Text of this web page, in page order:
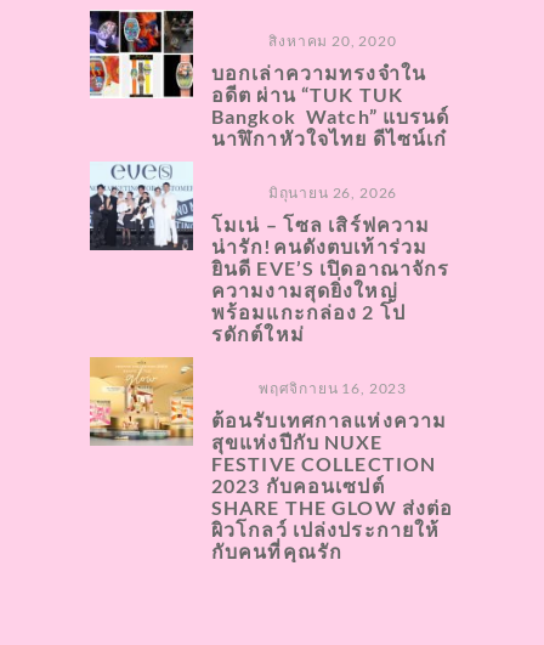
สิงหาคม 20, 2020
บอกเล่าความทรงจำใน
อดีต ผ่าน “TUK TUK
Bangkok Watch” แบรนด์
นาฬิกาหัวใจไทย ดีไซน์เก๋
มิถุนายน 26, 2026
โมเน่ – โซล เสิร์ฟความ
น่ารัก!คนดังตบเท้าร่วม
ยินดี EVE’S เปิดอาณาจักร
ความงามสุดยิ่งใหญ่
พร้อมแกะกล่อง 2 โป
รดักต์ใหม่
พฤศจิกายน 16, 2023
ต้อนรับเทศกาลแห่งความ
สุขแห่งปีกับ NUXE
FESTIVE COLLECTION
2023 กับคอนเซปต์
SHARE THE GLOW ส่งต่อ
ผิวโกลว์ เปล่งประกายให้
กับคนที่คุณรัก